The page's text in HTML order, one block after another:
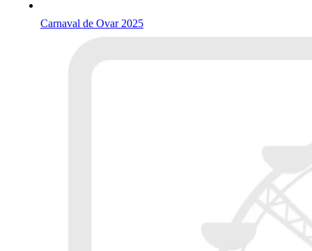
Carnaval de Ovar 2025